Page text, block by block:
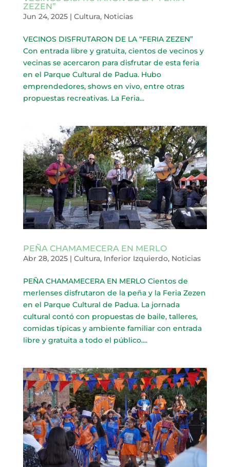
ZEZEN”
Jun 24, 2025| Cultura, Noticias
VECINOS DISFRUTARON DE LA “FERIA ZEZEN”
Con entrada libre y gratuita, cientos de vecinos y
vecinas se acercaron para disfrutar de esta feria
en el Parque Cultural de Padua. Hubo
emprendedores, shows en vivo, entre otras
propuestas recreativas. La Feria...
PEÑA CHAMAMECERA EN MERLO
Abr 28, 2025| Cultura, Inferior Izquierdo, Noticias
PEÑA CHAMAMECERA EN MERLO Cientos de
merlenses disfrutaron de la peña y la Feria Zezen
en el Parque Cultural de Padua. La jornada
cultural contó con propuestas de baile, talleres,
comidas típicas y ambiente familiar con entrada
libre y gratuita a todo el público....